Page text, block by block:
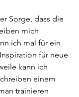
Sorge, dass die
mich
ich mal für ein
für neue
kann ich
einem
trainieren